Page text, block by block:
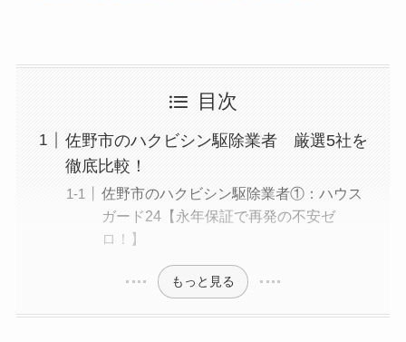
目次
佐野市のハクビシン駆除業者 厳選5社を
徹底比較！
佐野市のハクビシン駆除業者①：ハウス
ガード24【永年保証で再発の不安ゼ
ロ！】
もっと見る